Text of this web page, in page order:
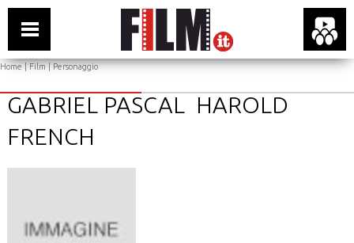
Home|Film| Personaggio
GABRIEL PASCAL HAROLD
FRENCH